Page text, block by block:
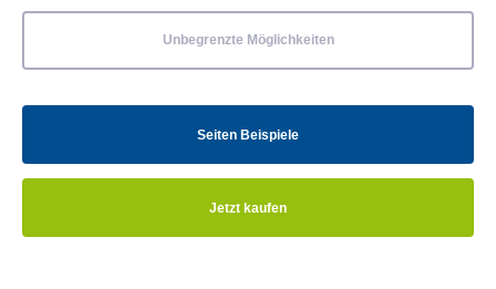
Unbegrenzte Möglichkeiten
Seiten Beispiele
Jetzt kaufen